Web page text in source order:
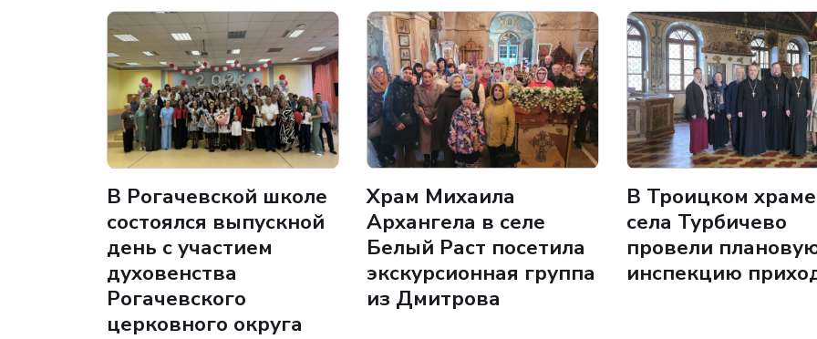
В Рогачевской школе
состоялся выпускной
день с участием
духовенства
Рогачевского
церковного округа
Храм Михаила
Архангела в селе
Белый Раст посетила
экскурсионная группа
из Дмитрова
В Троицком храме
села Турбичево
провели
инспекцию